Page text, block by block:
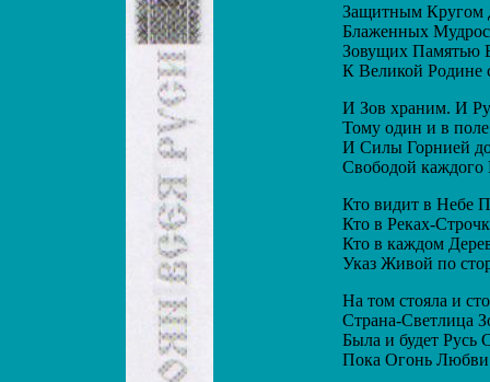
Защитным Кругом
Блаженных
Зовущих Памятью
К Великой Родине
И Зов храним. И
Тому один и в
И Силы Горнией
Свободой каждого
Кто видит в Небе
Кто в Реках-
Кто в каждом
Указ Живой по
На том стояла и
Страна-Светлица
Была и будет Русь
Пока Огонь Любви